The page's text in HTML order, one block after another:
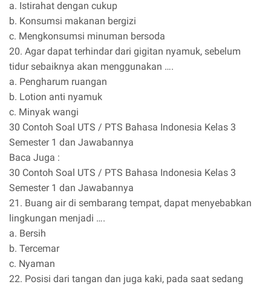
a. Istirahat dengan cukup
b. Konsumsi makanan bergizi
c. Mengkonsumsi minuman bersoda
20. Agar dapat terhindar dari gigitan nyamuk, sebelum
tidur sebaiknya akan menggunakan ….
a. Pengharum ruangan
b. Lotion anti nyamuk
c. Minyak wangi
30 Contoh Soal UTS / PTS Bahasa Indonesia Kelas 3
Semester 1 dan Jawabannya
Baca Juga :
30 Contoh Soal UTS / PTS Bahasa Indonesia Kelas 3
Semester 1 dan Jawabannya
21. Buang air di sembarang tempat, dapat menyebabkan
lingkungan menjadi ….
a. Bersih
b. Tercemar
c. Nyaman
22. Posisi dari tangan dan juga kaki, pada saat sedang